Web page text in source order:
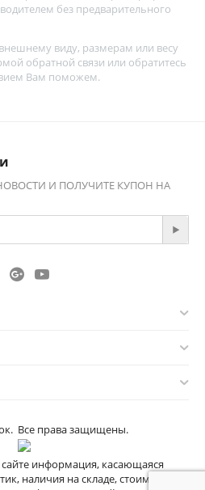
без предварительного
виду, размерам или весу
обратной связи или обратитесь
Вам поможем.
И ПОЛУЧИТЕ КУПОН НА
Все права защищены.
сайте информация, касающаяся
наличия на складе, стоимости